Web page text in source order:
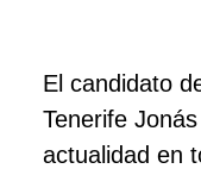
El candidato
Tenerife
actualidad en